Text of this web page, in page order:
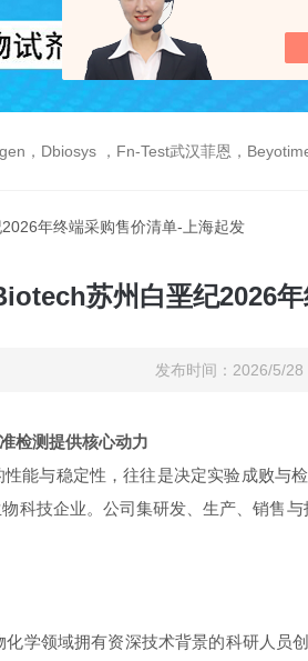
菲恩，Beyotime碧云天，Nest无锡耐思，Elabscience伊莱瑞特，
年终端采购售价清单-上海起发
苏州白垩纪2026
发布时间：2026/5/
检测提供核心动力
能与稳定性，往往是决定实验成败
科技企业。公司集研发、生产、销售
学领域拥有资深技术背景的科研人